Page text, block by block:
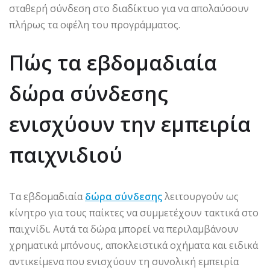
σταθερή σύνδεση στο διαδίκτυο για να απολαύσουν
πλήρως τα οφέλη του προγράμματος.
Πώς τα εβδομαδιαία
δώρα σύνδεσης
ενισχύουν την εμπειρία
παιχνιδιού
Τα εβδομαδιαίαδώρα σύνδεσηςλειτουργούν ως
κίνητρο για τους παίκτες να συμμετέχουν τακτικά στο
παιχνίδι. Αυτά τα δώρα μπορεί να περιλαμβάνουν
χρηματικά μπόνους, αποκλειστικά οχήματα και ειδικά
αντικείμενα που ενισχύουν τη συνολική εμπειρία